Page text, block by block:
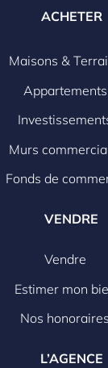
ACHETER
Maisons &
Appartements
Murs
Fonds de
VENDRE
Vendre
Estimer mon
Nos honoraires
L’AGENCE